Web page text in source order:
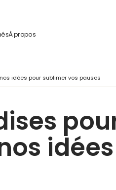
À propos
idées pour sublimer vos pauses